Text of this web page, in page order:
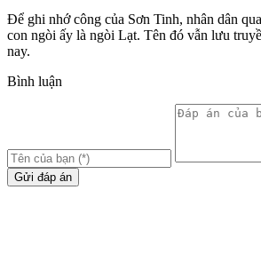
Để ghi nhớ công của Sơn Tinh, nhân dân
con ngòi ấy là ngòi Lạt. Tên đó vẫn lưu
nay.
Bình luận
Gửi đáp án